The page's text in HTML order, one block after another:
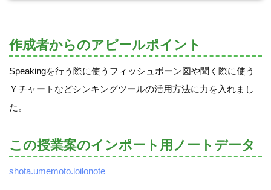
作成者からのアピールポイント
Speakingを行う際に使うフィッシュボーン図や聞く際に使う
Ｙチャートなどシンキングツールの活用方法に力を入れまし
た。
この授業案のインポート用ノートデータ
shota.umemoto.loilonote